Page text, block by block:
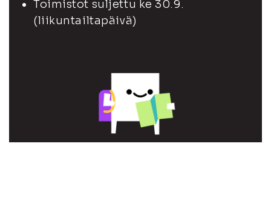
Toimistot suljettu ke 30.9.
(liikuntailtapäivä)